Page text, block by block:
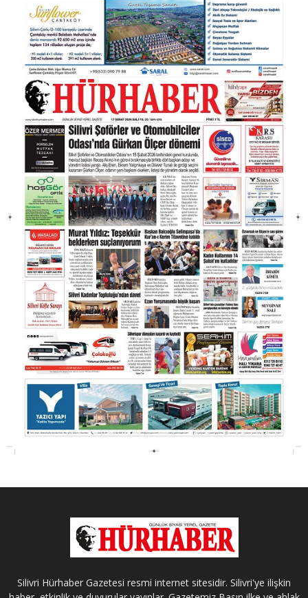
Silivri Hürhaber Gazetesi resmi internet sitesidir. Silivri'ye ilişkin